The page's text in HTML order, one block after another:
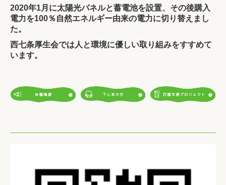
2020年1月に太陽光パネルと蓄電池を設置、 その後購入
電力を100％自然エネルギー由来の電力に切り替えまし
た。
西七条厚生会では人と環境に優しい取り組みをすすめて
います。